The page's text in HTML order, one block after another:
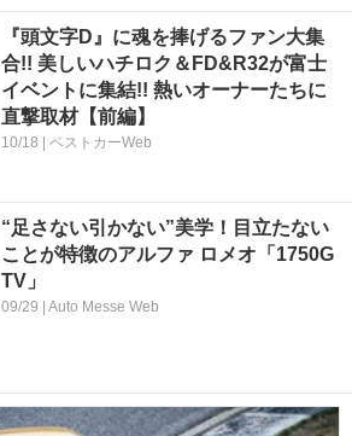
『頭文字D』に魂を捧げるファン大集
合!! 美しいハチロク＆FD&R32が富士
イベントに集結!! 熱いオーナーたちに
直撃取材【前編】
10/18 | ベストカーWeb
“足さない引かない”美学！目立たない
ことが特徴のアルファ ロメオ「1750G
TV」
09/29 | Auto Messe Web